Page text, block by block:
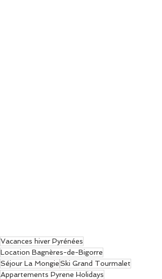
Vacances hiver Pyrénées
Location Bagnères-de-Bigorre
Séjour La MongieSki Grand Tourmalet
Appartements Pyrene Holidays